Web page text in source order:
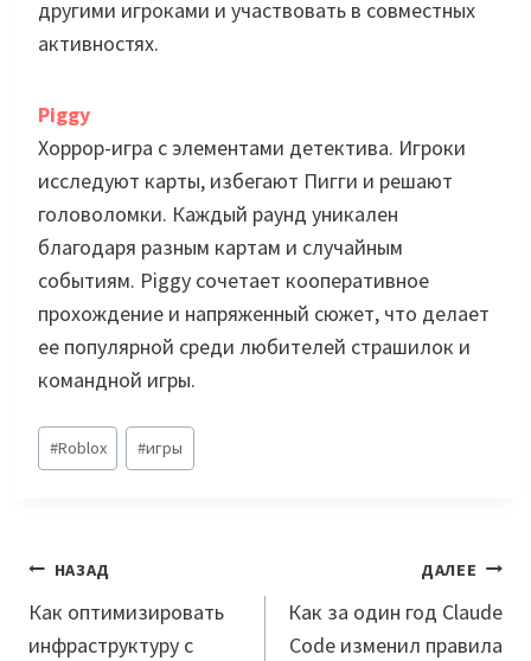
другими игроками и участвовать в совместных
активностях.
Piggy
Хоррор-игра с элементами детектива. Игроки
исследуют карты, избегают Пигги и решают
головоломки. Каждый раунд уникален
благодаря разным картам и случайным
событиям. Piggy сочетает кооперативное
прохождение и напряженный сюжет, что делает
ее популярной среди любителей страшилок и
командной игры.
Метки
записи:
#Roblox #игры
Навигация
по
НАЗАД
Как оптимизировать
инфраструктуру с
ДАЛЕЕ
Как за один год Claude
Code изменил правила